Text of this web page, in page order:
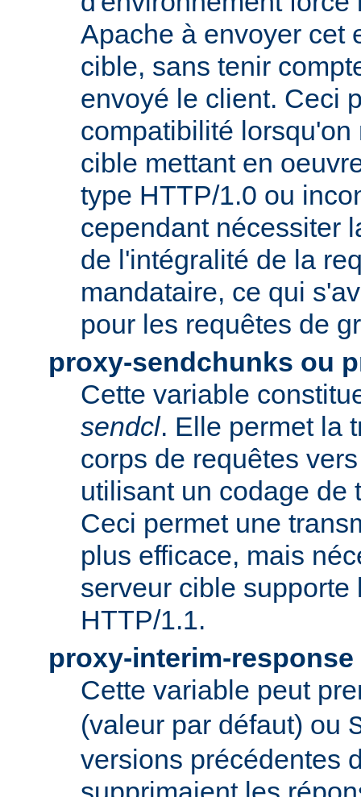
Apache à envoyer cet
cible, sans tenir
envoyé le client. Ceci
compatibilité
cible mettant en
type HTTP/1.0 ou
cependant nécessiter
de l'intégralité de la
mandataire, ce qui
pour les requêtes de
proxy-sendchunks ou
Cette variable
sendcl. Elle permet la
corps de requêtes
utilisant un codage de
Ceci permet une
plus efficace, mais
serveur cible supporte
HTTP/1.1.
proxy-interim-response
Cette variable peut
(valeur par défaut) ou
versions précédentes